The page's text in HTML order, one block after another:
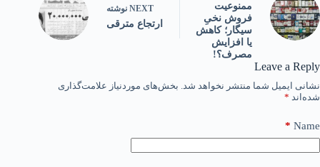
ممنوعیت
فروش نخیِ
سیگار؛ کاهش
یا افزایش
مصرف؟!
NEXT نوشته
ارتجاع مترقی
Leave a Reply
نشانی ایمیل شما منتشر نخواهد شد. بخش‌های موردنیاز علامت‌گذاری
شده‌اند *
Name
*